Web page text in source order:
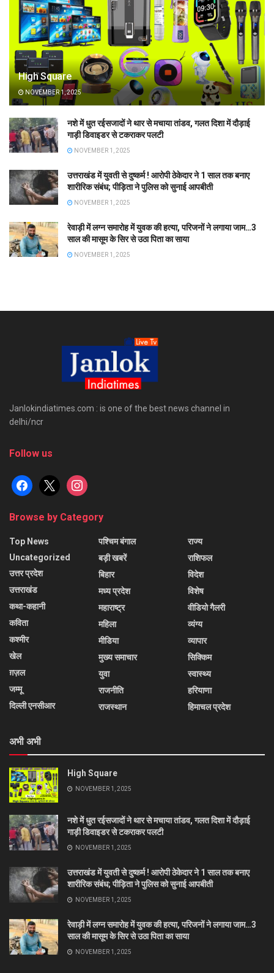
High Square
NOVEMBER 1, 2025
नशे में धुत रईसजादों ने थार से मचाया तांडव, गलत दिशा में दौड़ाई
गाड़ी डिवाइडर से टकराकर पलटी
NOVEMBER 1, 2025
उत्तराखंड में युवती से दुष्कर्म ! आरोपी ठेकेदार ने 1 साल तक बनाए
शारीरिक संबंध; पीड़िता ने पुलिस को सुनाई आपबीती
NOVEMBER 1, 2025
रेवाड़ी में लग्न समारोह में युवक की हत्या, परिजनों ने लगाया जाम…3
साल की मासूम के सिर से उठा पिता का साया
NOVEMBER 1, 2025
Janlokindiatimes.com : is one of the best news channel in
delhi/ncr
Follow us
facebook
x instagram
Browse by Category
Top News
Uncategorized
उत्तर प्रदेश
उत्तराखंड
कथा-कहानी
कविता
कश्मीर
खेल
ग़ज़ल
जम्मू
दिल्ली एनसीआर
पश्चिम बंगाल
बड़ी खबरें
बिहार
मध्य प्रदेश
महाराष्ट्र
महिला
मीडिया
मुख्य समाचार
युवा
राजनीति
राजस्थान
राज्य
राशिफल
विदेश
विशेष
वीडियो गैलरी
व्यंग्य
व्यापार
सिक्किम
स्वास्थ्य
हरियाणा
हिमाचल प्रदेश
अभी अभी
High Square
NOVEMBER 1, 2025
नशे में धुत रईसजादों ने थार से मचाया तांडव, गलत दिशा में दौड़ाई
गाड़ी डिवाइडर से टकराकर पलटी
NOVEMBER 1, 2025
उत्तराखंड में युवती से दुष्कर्म ! आरोपी ठेकेदार ने 1 साल तक बनाए
शारीरिक संबंध; पीड़िता ने पुलिस को सुनाई आपबीती
NOVEMBER 1, 2025
रेवाड़ी में लग्न समारोह में युवक की हत्या, परिजनों ने लगाया जाम…3
साल की मासूम के सिर से उठा पिता का साया
NOVEMBER 1, 2025